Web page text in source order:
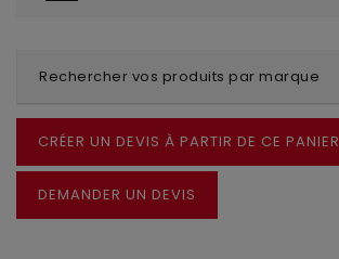
Rechercher vos produits par marque
CRÉER UN DEVIS À PARTIR DE CE PANIER
DEMANDER UN DEVIS